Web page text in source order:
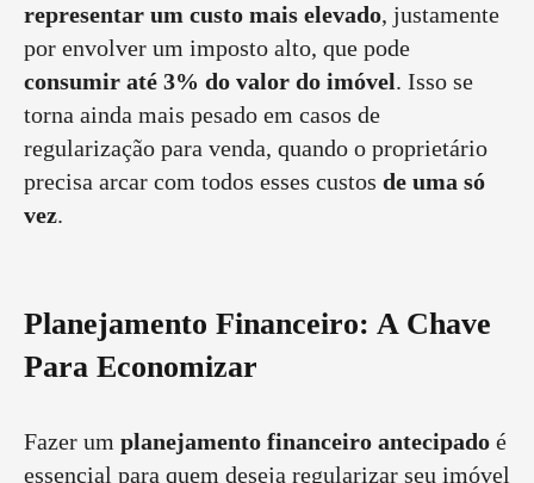
representar um custo mais elevado, justamente
por envolver um imposto alto, que pode
consumir até 3% do valor do imóvel. Isso se
torna ainda mais pesado em casos de
regularização para venda, quando o proprietário
precisa arcar com todos esses custos de uma só
vez.
Planejamento Financeiro: A Chave
Para Economizar
Fazer um planejamento financeiro antecipado é
essencial para quem deseja regularizar seu imóvel